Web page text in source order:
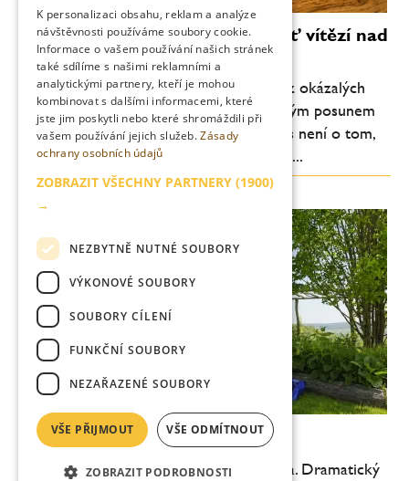
Vallmo bez Makovičky: když chuť vítězí nad
efektem
Pražské Vallmo vstupuje do nové éry. Bez okázalých
gest, bez snahy šokovat, ale s jasně čitelným posunem
na talíři. Degustační menu ve Vallmu dnes není o tom,
co všechno šéfkuchař Daniel Kukačka se...
Zlatý Roh: víc než vinařství
Na první pohled působí Devín jako kulisa. Dramatický
ENGLISH
K personalizaci obsahu, reklam a analýze
návštěvnosti používáme soubory cookie.
Informace o vašem používání našich stránek
také sdílíme s našimi reklamními a
analytickými partnery, kteří je mohou
kombinovat s dalšími informacemi, které
jste jim poskytli nebo které shromáždili při
vašem používání jejich služeb.Zásady
ochrany osobních údajů
ZOBRAZIT VŠECHNY PARTNERY (1900)
→
NEZBYTNĚ NUTNÉ SOUBORY
VÝKONOVÉ SOUBORY
SOUBORY CÍLENÍ
FUNKČNÍ SOUBORY
NEZAŘAZENÉ SOUBORY
VŠE PŘIJMOUT VŠE ODMÍTNOUT
ZOBRAZIT PODROBNOSTI